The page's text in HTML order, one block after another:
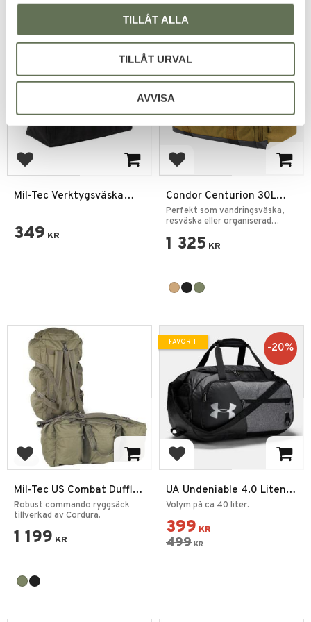
TILLÅT ALLA
TILLÅT URVAL
AVVISA
Lägg till i favoriter
Mil-Tec Verktygsväska
349 KR
Lägg till i favoriter
Condor Centurion 30L
Duffle Bag Ryggsäck
Perfekt som vandringsväska,
resväska eller organiserad
1 325 KR
Lägg till i favoriter
Mil-Tec US Combat Duffle
bag 98L Ryggsäck
Robust commando ryggsäck
tillverkad av Cordura.
1 199 KR
Lägg till i favoriter
UA Undeniable 4.0 Liten
Duffle Bag Väska Grå-
Volym på ca 40 liter.
399 KR
499 KR
20%
FAVORIT